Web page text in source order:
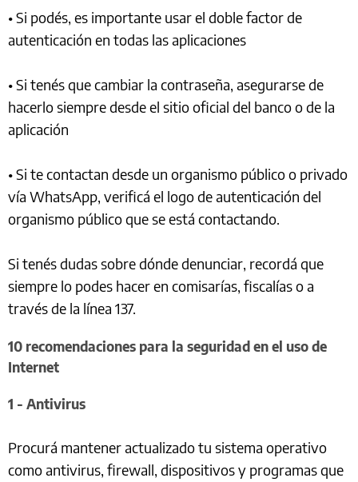
• Si podés, es importante usar el doble factor de
autenticación en todas las aplicaciones
• Si tenés que cambiar la contraseña, asegurarse de
hacerlo siempre desde el sitio oficial del banco o de la
aplicación
• Si te contactan desde un organismo público o privado
vía WhatsApp, verificá el logo de autenticación del
organismo público que se está contactando.
Si tenés dudas sobre dónde denunciar, recordá que
siempre lo podes hacer en comisarías, fiscalías o a
través de la línea 137.
10 recomendaciones para la seguridad en el uso de
Internet
1 - Antivirus
Procurá mantener actualizado tu sistema operativo
como antivirus, firewall, dispositivos y programas que